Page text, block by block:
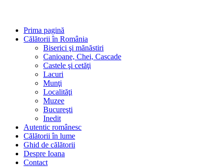
Prima pagină
Călătorii în România
Biserici şi mănăstiri
Canioane, Chei, Cascade
Castele şi cetăţi
Lacuri
Munţi
Localităţi
Muzee
Bucureşti
Inedit
Autentic românesc
Călătorii în lume
Ghid de călătorii
Despre Ioana
Contact